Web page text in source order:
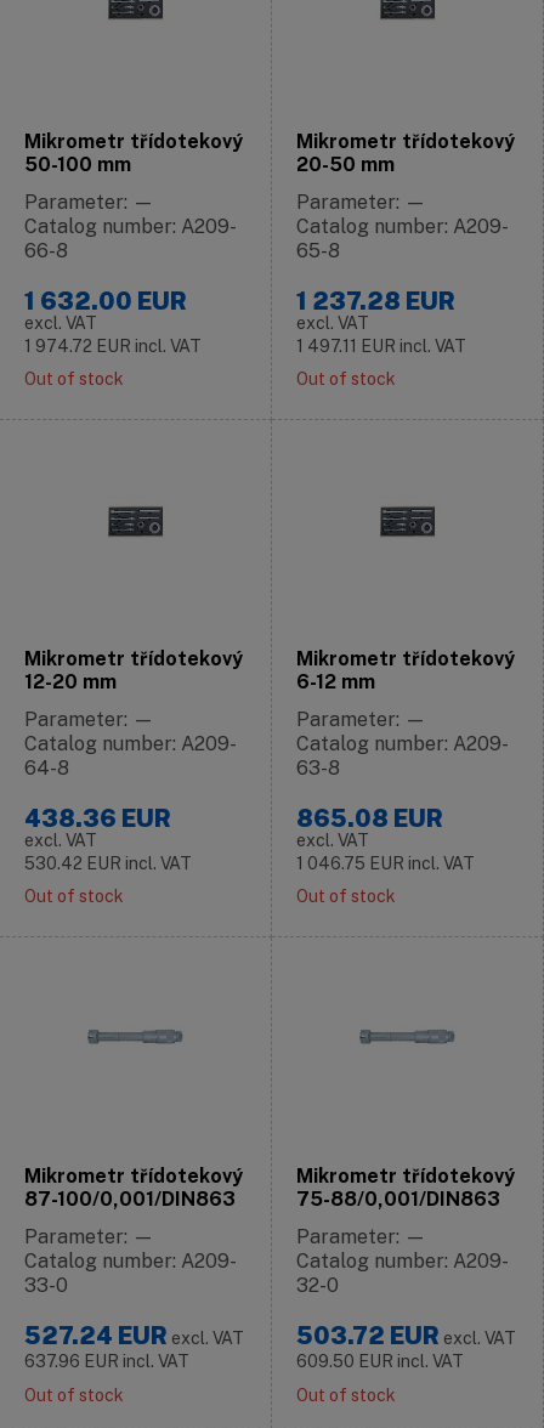
Mikrometr třídotekový
50-100 mm
Parameter: —
Catalog number: A209-
66-8
1 632.00 EUR
excl. VAT
1 974.72 EUR incl. VAT
Out of stock
Mikrometr třídotekový
20-50 mm
Parameter: —
Catalog number: A209-
65-8
1 237.28 EUR
excl. VAT
1 497.11 EUR incl. VAT
Out of stock
Mikrometr třídotekový
12-20 mm
Parameter: —
Catalog number: A209-
64-8
438.36 EUR
excl. VAT
530.42 EUR incl. VAT
Out of stock
Mikrometr třídotekový
6-12 mm
Parameter: —
Catalog number: A209-
63-8
865.08 EUR
excl. VAT
1 046.75 EUR incl. VAT
Out of stock
Mikrometr třídotekový
87-100/0,001/DIN863
Parameter: —
Catalog number: A209-
33-0
527.24 EUR excl. VAT
637.96 EUR incl. VAT
Out of stock
Mikrometr třídotekový
75-88/0,001/DIN863
Parameter: —
Catalog number: A209-
32-0
503.72 EUR excl. VAT
609.50 EUR incl. VAT
Out of stock